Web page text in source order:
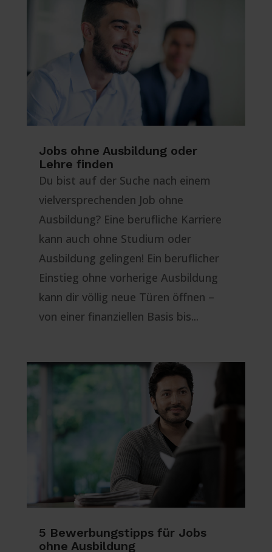
Jobs ohne Ausbildung oder
Lehre finden
Du bist auf der Suche nach einem
vielversprechenden Job ohne
Ausbildung? Eine berufliche Karriere
kann auch ohne Studium oder
Ausbildung gelingen! Ein beruflicher
Einstieg ohne vorherige Ausbildung
kann dir völlig neue Türen öffnen –
von einer finanziellen Basis bis...
5 Bewerbungstipps für Jobs
ohne Ausbildung